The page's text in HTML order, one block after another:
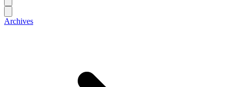
Archives